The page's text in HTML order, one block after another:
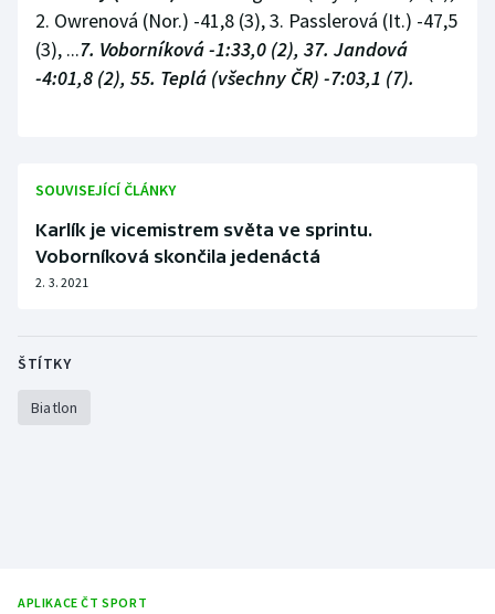
2. Owrenová (Nor.) -41,8 (3), 3. Passlerová (It.) -47,5
(3), ...7. Voborníková -1:33,0 (2), 37. Jandová
-4:01,8 (2), 55. Teplá (všechny ČR) -7:03,1 (7).
SOUVISEJÍCÍ ČLÁNKY
Karlík je vicemistrem světa ve sprintu.
Voborníková skončila jedenáctá
2. 3. 2021
ŠTÍTKY
Biatlon
APLIKACE ČT SPORT